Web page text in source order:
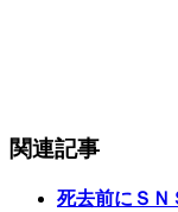
関連記事
死去前にＳ